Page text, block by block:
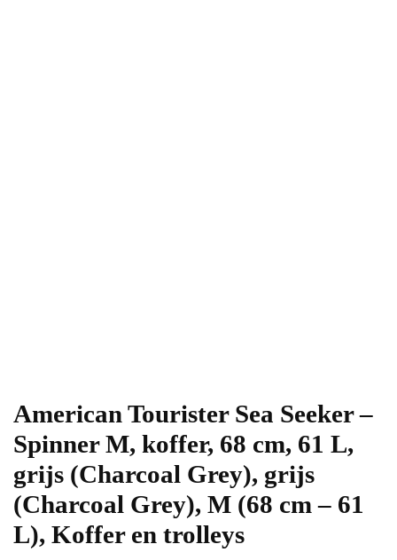
American Tourister Sea Seeker –
Spinner M, koffer, 68 cm, 61 L,
grijs (Charcoal Grey), grijs
(Charcoal Grey), M (68 cm – 61
L), Koffer en trolleys